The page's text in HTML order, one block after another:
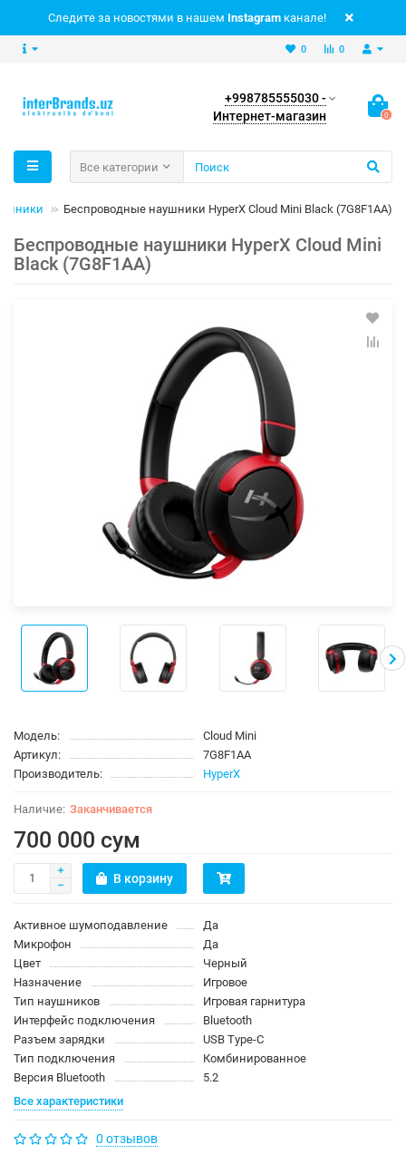
Следите за новостями в нашем Instagram канале!
0
0
+998785555030 -
Интернет-магазин
0
Все категории
Беспроводные наушники HyperX Cloud Mini Black (7G8F1AA)
Беспроводные наушники HyperX Cloud Mini
Black (7G8F1AA)
Модель:
Cloud Mini
Артикул:
7G8F1AA
Производитель:
HyperX
Заканчивается
700 000 сум
В корзину
Активное шумоподавление
Да
Микрофон
Да
Цвет
Черный
Назначение
Игровое
Тип наушников
Игровая гарнитура
Интерфейс подключения
Bluetooth
Разъем зарядки
USB Type-C
Тип подключения
Комбинированное
Версия Bluetooth
5.2
Все характеристики
0 отзывов